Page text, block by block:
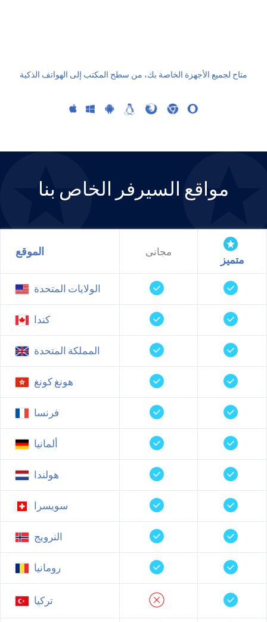
متاح لجميع الأجهزة الخاصة بك، من سطح المكتب إلى الهواتف الذكية
مواقع السيرفر الخاص بنا
الموقع مجانى
متميز
الولايات المتحدة
كندا
المملكة المتحدة
هونغ كونغ
فرنسا
ألمانيا
هولندا
سويسرا
النرويج
رومانيا
تركيا